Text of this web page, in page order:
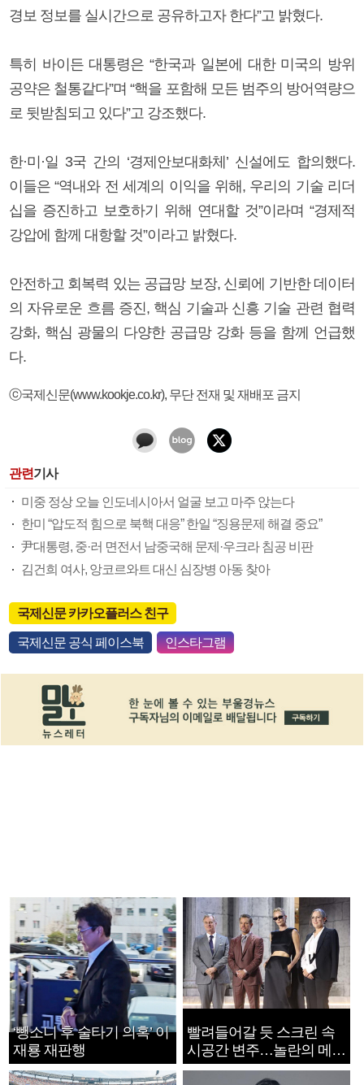
경보 정보를 실시간으로 공유하고자 한다”고 밝혔다.
특히 바이든 대통령은 “한국과 일본에 대한 미국의 방위
공약은 철통같다”며 “핵을 포함해 모든 범주의 방어역량으
로 뒷받침되고 있다”고 강조했다.
한·미·일 3국 간의 ‘경제안보대화체’ 신설에도 합의했다.
이들은 “역내와 전 세계의 이익을 위해, 우리의 기술 리더
십을 증진하고 보호하기 위해 연대할 것”이라며 “경제적
강압에 함께 대항할 것”이라고 밝혔다.
안전하고 회복력 있는 공급망 보장, 신뢰에 기반한 데이터
의 자유로운 흐름 증진, 핵심 기술과 신흥 기술 관련 협력
강화, 핵심 광물의 다양한 공급망 강화 등을 함께 언급했
다.
ⓒ국제신문(www.kookje.co.kr), 무단 전재 및 재배포 금지
관련기사
미중 정상 오늘 인도네시아서 얼굴 보고 마주 앉는다
한미 “압도적 힘으로 북핵 대응” 한일 “징용문제 해결 중요”
尹대통령, 중·러 면전서 남중국해 문제·우크라 침공 비판
김건희 여사, 앙코르와트 대신 심장병 아동 찾아
국제신문 카카오플러스 친구
국제신문 공식 페이스북 인스타그램
‘뺑소니 후 술타기 의혹’ 이
재룡 재판행
빨려들어갈 듯 스크린 속
시공간 변주…놀란의 메시
지는 ‘전쟁 속죄’